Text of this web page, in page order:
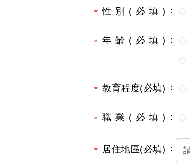
性別(必填)
年齡(必填)
教育程度(必填)
職業(必填)
居住地區(必填)